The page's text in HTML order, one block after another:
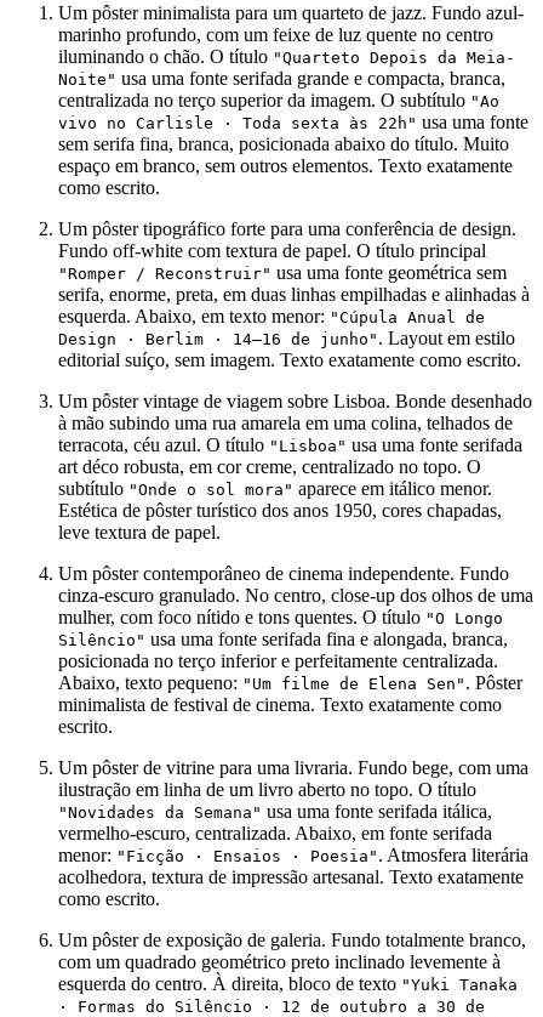
Um pôster minimalista para um quarteto de jazz. Fundo azul-
marinho profundo, com um feixe de luz quente no centro
iluminando o chão. O título "Quarteto Depois da Meia-
Noite" usa uma fonte serifada grande e compacta, branca,
centralizada no terço superior da imagem. O subtítulo "Ao
vivo no Carlisle · Toda sexta às 22h" usa uma fonte
sem serifa fina, branca, posicionada abaixo do título. Muito
espaço em branco, sem outros elementos. Texto exatamente
como escrito.
Um pôster tipográfico forte para uma conferência de design.
Fundo off-white com textura de papel. O título principal
"Romper / Reconstruir" usa uma fonte geométrica sem
serifa, enorme, preta, em duas linhas empilhadas e alinhadas à
esquerda. Abaixo, em texto menor: "Cúpula Anual de
Design · Berlim · 14–16 de junho" . Layout em estilo
editorial suíço, sem imagem. Texto exatamente como escrito.
Um pôster vintage de viagem sobre Lisboa. Bonde desenhado
à mão subindo uma rua amarela em uma colina, telhados de
terracota, céu azul. O título "Lisboa" usa uma fonte serifada
art déco robusta, em cor creme, centralizado no topo. O
subtítulo "Onde o sol mora" aparece em itálico menor.
Estética de pôster turístico dos anos 1950, cores chapadas,
leve textura de papel.
Um pôster contemporâneo de cinema independente. Fundo
cinza-escuro granulado. No centro, close-up dos olhos de uma
mulher, com foco nítido e tons quentes. O título "O Longo
Silêncio" usa uma fonte serifada fina e alongada, branca,
posicionada no terço inferior e perfeitamente centralizada.
Abaixo, texto pequeno: "Um filme de Elena Sen" . Pôster
minimalista de festival de cinema. Texto exatamente como
escrito.
Um pôster de vitrine para uma livraria. Fundo bege, com uma
ilustração em linha de um livro aberto no topo. O título
"Novidades da Semana" usa uma fonte serifada itálica,
vermelho-escuro, centralizada. Abaixo, em fonte serifada
menor: "Ficção · Ensaios · Poesia" . Atmosfera literária
acolhedora, textura de impressão artesanal. Texto exatamente
como escrito.
Um pôster de exposição de galeria. Fundo totalmente branco,
com um quadrado geométrico preto inclinado levemente à
esquerda do centro. À direita, bloco de texto "Yuki Tanaka
· Formas do Silêncio · 12 de outubro a 30 de